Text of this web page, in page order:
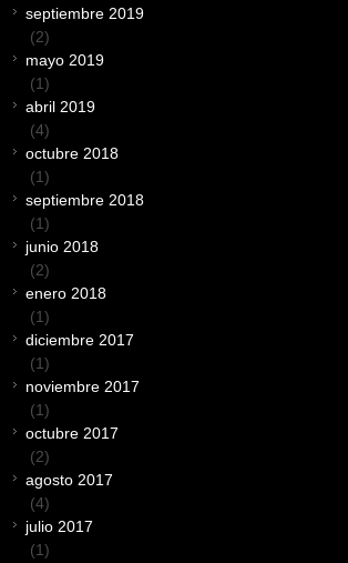
septiembre 2019
(2)
mayo 2019
(1)
abril 2019
(4)
octubre 2018
(1)
septiembre 2018
(1)
junio 2018
(2)
enero 2018
(1)
diciembre 2017
(1)
noviembre 2017
(1)
octubre 2017
(2)
agosto 2017
(4)
julio 2017
(1)